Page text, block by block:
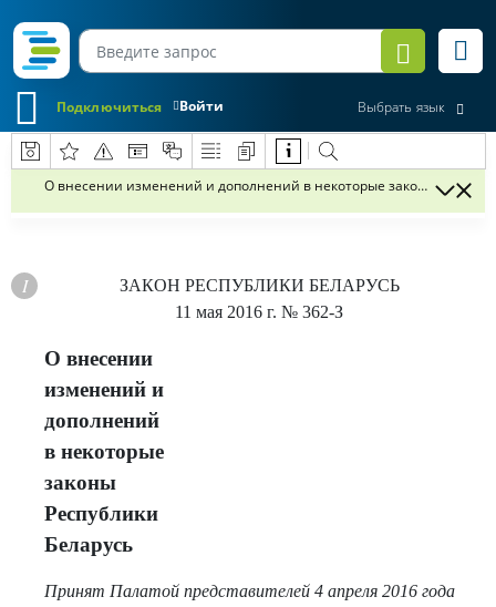
Войти
Подключиться Выбрать язык
О внесении изменений и дополнений в некоторые законы
ЗАКОН РЕСПУБЛИКИ БЕЛАРУСЬ
11 мая 2016 г. № 362-З
О внесении
изменений и
дополнений
в некоторые
законы
Республики
Беларусь
Принят Палатой представителей 4 апреля 2016 года